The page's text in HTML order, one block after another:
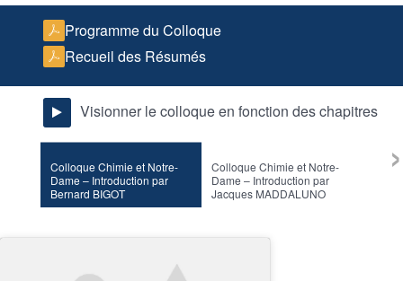
Programme du Colloque
Recueil des Résumés
Visionner le colloque en fonction des chapitres
Colloque Chimie et Notre-
Dame – Introduction par
Bernard BIGOT
Colloque Chimie et Notre-
Dame – Introduction par
Jacques MADDALUNO
Le›